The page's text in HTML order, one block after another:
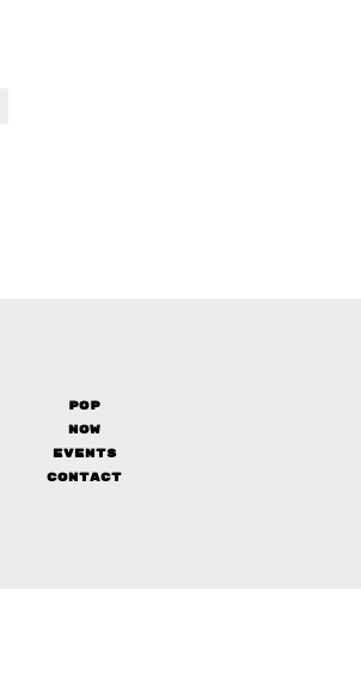
Pop
Now
Events
Contact